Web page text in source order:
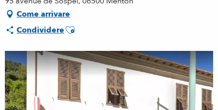
Come arrivare
CondividereAjouter aux favoris